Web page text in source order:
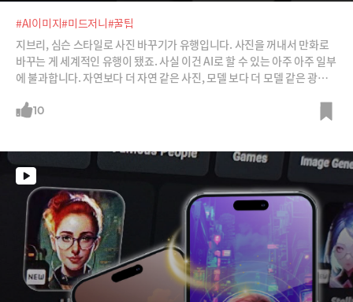
#AI이미지#미드저니#꿀팁
지브리, 심슨 스타일로 사진 바꾸기가 유행입니다. 사진을 꺼내서 만화로
바꾸는 게 세계적인 유행이 됐죠. 사실 이건 AI로 할 수 있는 아주 아주 일부
에 불과합니다. 자연보다 더 자연 같은 사진, 모델 보다 더 모델 같은 광고
있죠.AI로 이미지, 영상을 만들고 편집하는 프로들은 어떤 노하우를 갖고
10